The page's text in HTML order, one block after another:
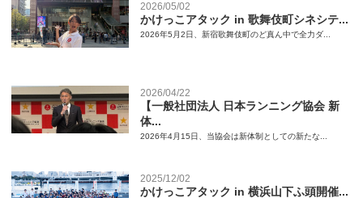
2026/05/02
かけっこアタック in 歌舞伎町シネシテ...
2026年5月2日、新宿歌舞伎町のど真ん中で全力ダ...
2026/04/22
【一般社団法人 日本ランニング協会 新
体...
2026年4月15日、当協会は新体制としての新たな...
2025/12/02
かけっこアタック in 横浜山下ふ頭開催...